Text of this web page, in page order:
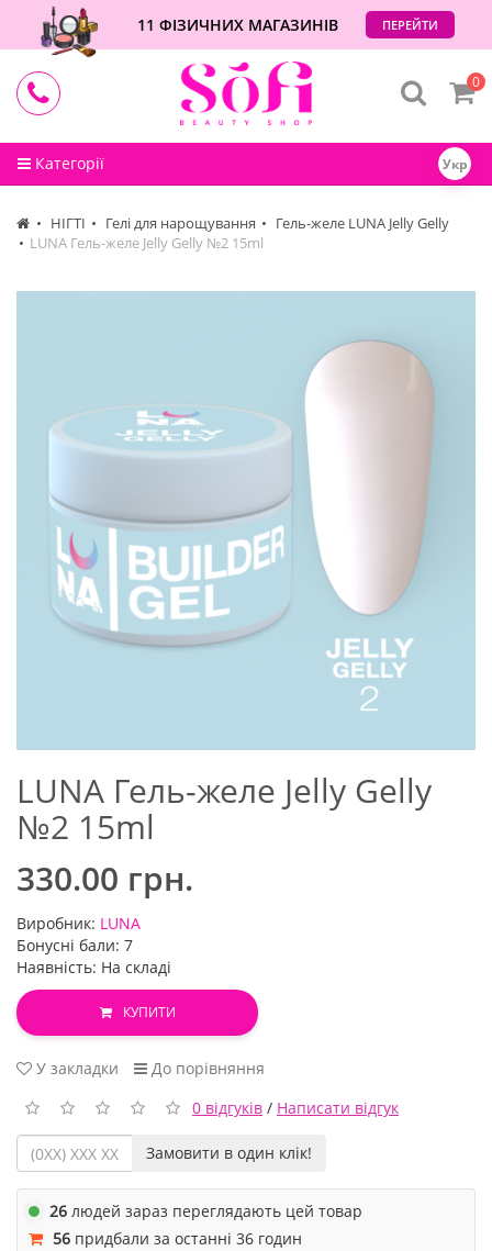
11 ФІЗИЧНИХ МАГАЗИНІВ ПЕРЕЙТИ
Категорії Укр
0
НІГТІ Гелі для нарощування
Гель-желе LUNA Jelly Gelly
LUNA Гель-желе Jelly Gelly №2 15ml
LUNA Гель-желе Jelly Gelly
№2 15ml
330.00 грн.
Виробник: LUNA
Бонусні бали: 7
Наявність: На складі
КУПИТИ
У закладки
До порівняння
0 відгуків / Написати відгук
Замовити в один клік!
26 людей зараз переглядають цей товар
56 придбали за останні 36 годин